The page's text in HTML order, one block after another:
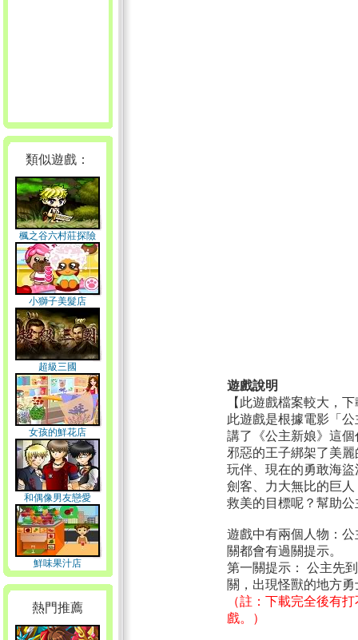
類似遊戲：
楓之谷六村莊探險
小獅子美髮店
超級三國
女孩的鮮花店
和偶像男友戀愛
鮮味果汁店
熱門推薦
遊戲說明
【此遊戲檔案較大，
此遊戲是根據電影「
講了《公主新娘》這
邪惡的王子綁架了美
玩伴、現在的勇敢海
劍客、力大無比的巨
救美的目標呢？幫助
遊戲中有兩個人物：
關都會有過關提示。
第一關提示： 公主先
關，出現怪獸的地方
（註：下載完全後有
戲。）